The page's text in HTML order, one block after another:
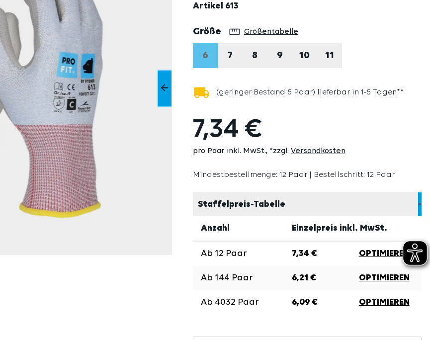
Artikel 613
Größeauswählen
Größentabelle
6 7 8 9 10 11
(geringer Bestand 5 Paar) lieferbar in 1-5 Tagen**
7,34 €
pro Paar inkl. MwSt. *zzgl. Versandkosten
Mindestbestellmenge: 12 Paar | Bestellschritt: 12 Paar
Staffelpreis-Tabelle
Anzahl Einzelpreis inkl. MwSt.
Ab 12 Paar 7,34 € OPTIMIEREN
Ab 144 Paar 6,21 € OPTIMIEREN
Ab 4032 Paar 6,09 € OPTIMIEREN